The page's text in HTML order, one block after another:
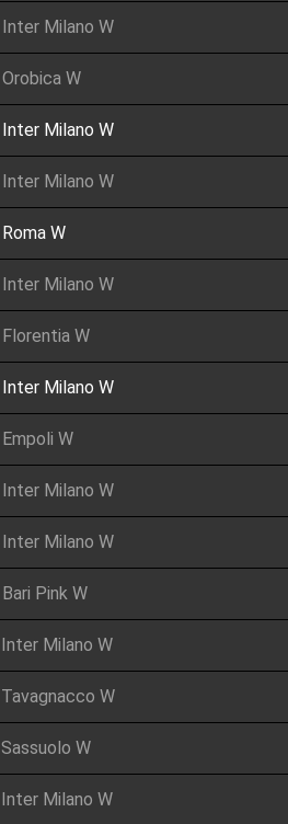
Inter Milano W
Orobica W
Inter Milano W
Inter Milano W
Roma W
Inter Milano W
Florentia W
Inter Milano W
Empoli W
Inter Milano W
Inter Milano W
Bari Pink W
Inter Milano W
Tavagnacco W
Sassuolo W
Inter Milano W